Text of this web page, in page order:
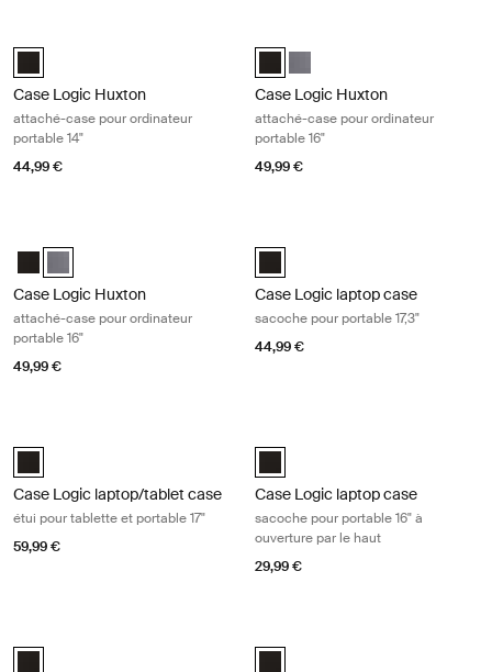
Case Logic Huxton 14" Laptop Attaché Noir (selected)
Case Logic Huxton
attaché-case pour ordinateur
portable 14"
44,99 €
Case Logic Huxton 16" Laptop
Case Logic Huxton 16"
Case Logic Huxton
attaché-case pour ordinateur
portable 16"
49,99 €
Case Logic Huxton 16" Laptop Attaché Noir
Case Logic Huxton 16" Laptop Attaché Grahite (selected)
Case Logic Huxton
attaché-case pour ordinateur
portable 16"
49,99 €
Case Logic 17.3" Laptop Case
Case Logic laptop case
sacoche pour portable 17,3"
44,99 €
Case Logic 17" Laptop and Tablet Case Noir (selected)
Case Logic laptop/tablet case
étui pour tablette et portable 17"
59,99 €
Case Logic 16” Top Loading
Case Logic laptop case
sacoche pour portable 16" à
ouverture par le haut
29,99 €
Case Logic 16" Laptop Case Noir (selected)Case Logic 15" Laptop and